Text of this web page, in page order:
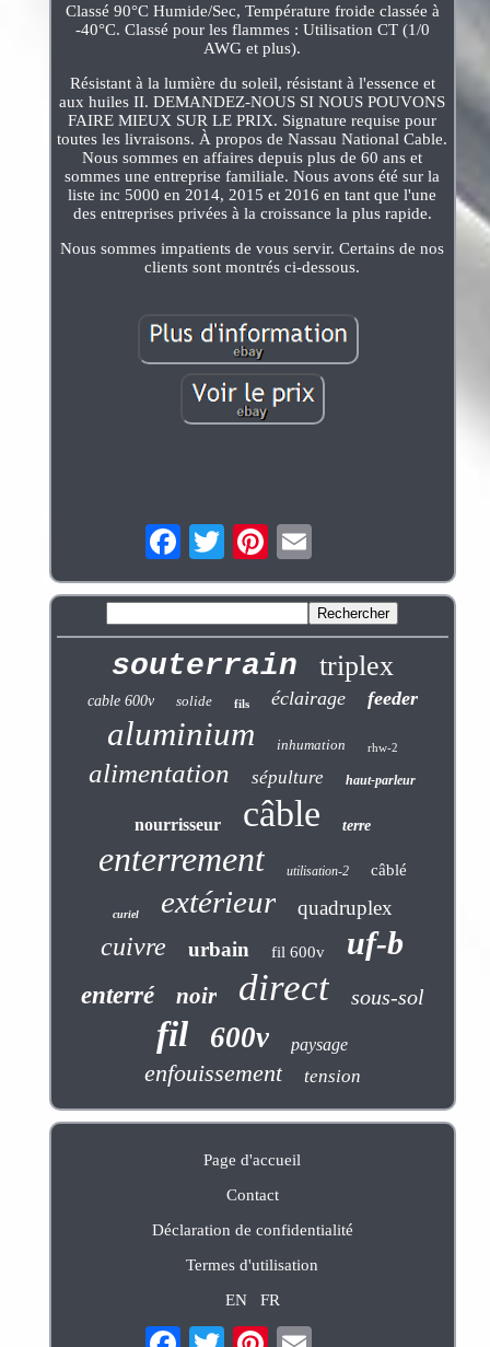
Classé 90°C Humide/Sec, Température froide classée à
-40°C. Classé pour les flammes : Utilisation CT (1/0
AWG et plus).
Résistant à la lumière du soleil, résistant à l'essence et
aux huiles II. DEMANDEZ-NOUS SI NOUS POUVONS
FAIRE MIEUX SUR LE PRIX. Signature requise pour
toutes les livraisons. À propos de Nassau National Cable.
Nous sommes en affaires depuis plus de 60 ans et
sommes une entreprise familiale. Nous avons été sur la
liste inc 5000 en 2014, 2015 et 2016 en tant que l'une
des entreprises privées à la croissance la plus rapide.
Nous sommes impatients de vous servir. Certains de nos
clients sont montrés ci-dessous.
souterrain triplex
cable 600v solide fils éclairage feeder
aluminium inhumation rhw-2
alimentation sépulture haut-parleur
nourrisseur câble terre
enterrement utilisation-2 câblé
curiel extérieur quadruplex
cuivre urbain fil 600v uf-b
enterré noir direct sous-sol
fil 600v paysage
enfouissement tension
Page d'accueil
Contact
Déclaration de confidentialité
Termes d'utilisation
EN
FR